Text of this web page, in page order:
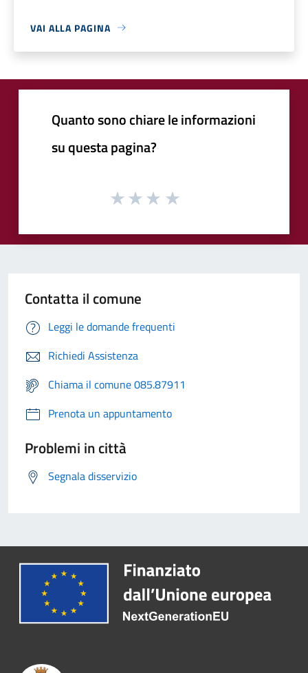
VAI ALLA PAGINA
Quanto sono chiare le informazioni
su questa pagina?
Contatta il comune
Leggi le domande frequenti
Richiedi Assistenza
Chiama il comune 085.87911
Prenota un appuntamento
Problemi in città
Segnala disservizio